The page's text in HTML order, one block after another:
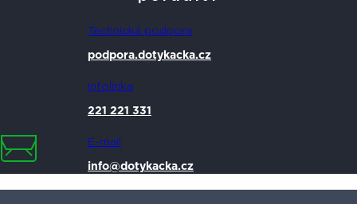
Technická podpora
podpora.dotykacka.cz
Infolinka
221 221 331
E-mail
info@dotykacka.cz